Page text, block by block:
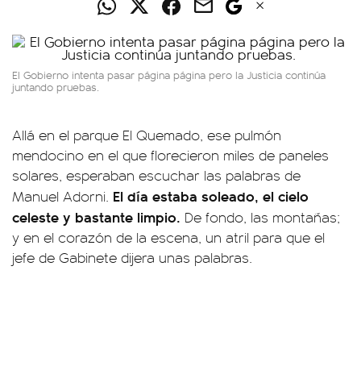
El Gobierno intenta pasar página página pero la Justicia continúa
juntando pruebas.
Allá en el parque El Quemado, ese pulmón
mendocino en el que florecieron miles de paneles
solares, esperaban escuchar las palabras de
Manuel Adorni. El día estaba soleado, el cielo
celeste y bastante limpio. De fondo, las montañas;
y en el corazón de la escena, un atril para que el
jefe de Gabinete dijera unas palabras.